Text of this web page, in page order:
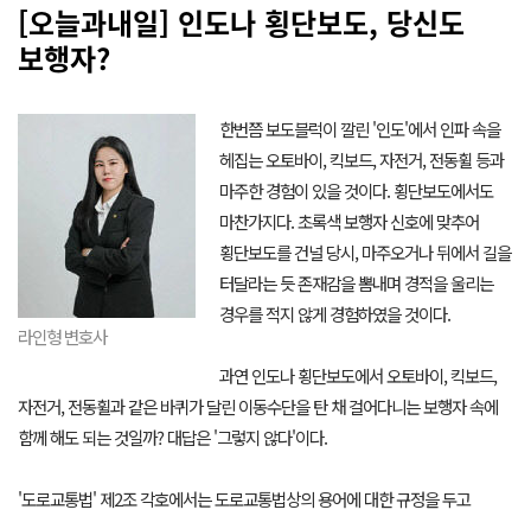
[오늘과내일] 인도나 횡단보도, 당신도
보행자?
라인형 변호사
한번쯤 보도블럭이 깔린 '인도'에서 인파 속을
헤집는 오토바이, 킥보드, 자전거, 전동휠 등과
마주한 경험이 있을 것이다. 횡단보도에서도
마찬가지다. 초록색 보행자 신호에 맞추어
횡단보도를 건널 당시, 마주오거나 뒤에서 길을
터달라는 듯 존재감을 뽐내며 경적을 울리는
경우를 적지 않게 경험하였을 것이다.
과연 인도나 횡단보도에서 오토바이, 킥보드,
자전거, 전동휠과 같은 바퀴가 달린 이동수단을 탄 채 걸어다니는 보행자 속에
함께 해도 되는 것일까? 대답은 '그렇지 않다'이다.
'도로교통법' 제2조 각호에서는 도로교통법상의 용어에 대한 규정을 두고